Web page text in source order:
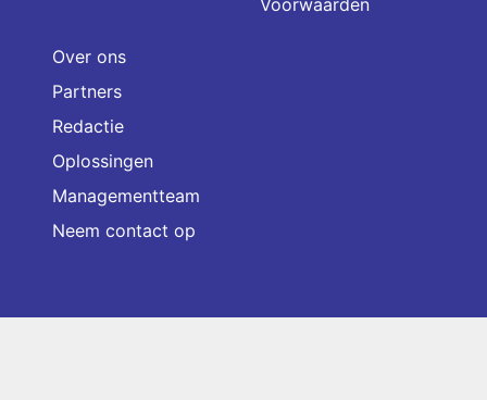
Over ons
Partners
Redactie
Oplossingen
Managementteam
Neem contact op